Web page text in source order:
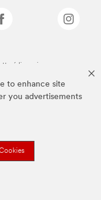
to enhance site
you advertisements
védjegyei.